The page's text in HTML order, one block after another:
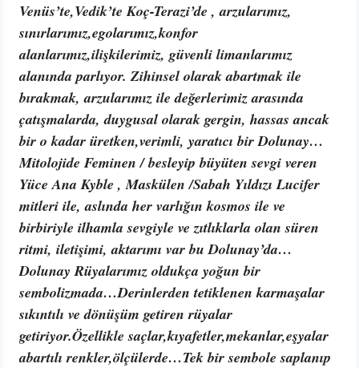
Venüs’te,Vedik’te Koç-Terazi’de , arzularımız,
sınırlarımız,egolarımız,konfor
alanlarımız,ilişkilerimiz, güvenli limanlarımız
alanında parlıyor. Zihinsel olarak abartmak ile
bırakmak, arzularımız ile değerlerimiz arasında
çatışmalarda, duygusal olarak gergin, hassas ancak
bir o kadar üretken,verimli, yaratıcı bir Dolunay…
Mitolojide Feminen / besleyip büyüten sevgi veren
Yüce Ana Kyble , Maskülen /Sabah Yıldızı Lucifer
mitleri ile, aslında her varlığın kosmos ile ve
birbiriyle ilhamla sevgiyle ve zıtlıklarla olan süren
ritmi, iletişimi, aktarımı var bu Dolunay’da…
Dolunay Rüyalarımız oldukça yoğun bir
sembolizmada…Derinlerden tetiklenen karmaşalar
sıkıntılı ve dönüşüm getiren rüyalar
getiriyor.Özellikle saçlar,kıyafetler,mekanlar,eşyalar
abartılı renkler,ölçülerde…Tek bir sembole saplanıp